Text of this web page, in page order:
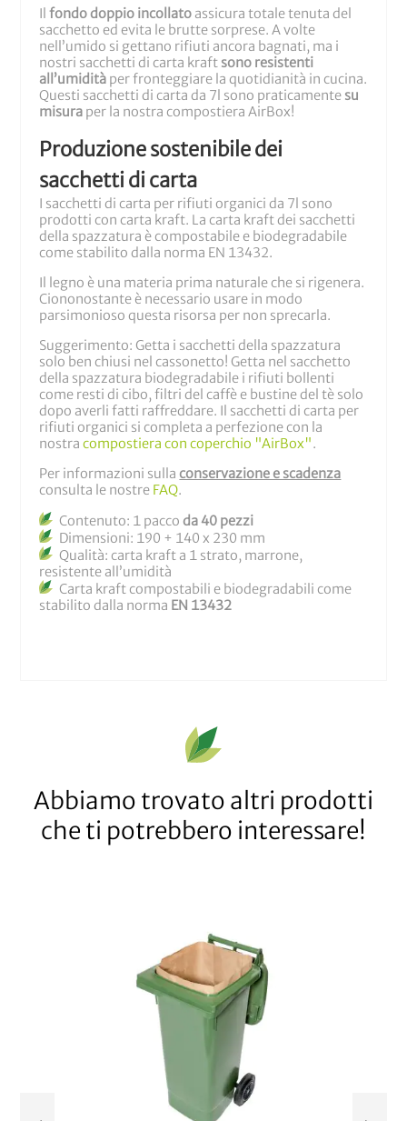
Ilfondo doppio incollato assicura totale tenuta del
sacchetto ed evita le brutte sorprese. A volte
nell’umido si gettano rifiuti ancora bagnati, ma i
nostri sacchetti di carta kraft sono resistenti
all’umidità per fronteggiare la quotidianità in cucina.
Questi sacchetti di carta da 7l sono praticamente su
misura per la nostra compostiera AirBox!
Produzione sostenibile dei
sacchetti di carta
I sacchetti di carta per rifiuti organici da 7l sono
prodotti con carta kraft. La carta kraft dei sacchetti
della spazzatura è compostabile e biodegradabile
come stabilito dalla norma EN 13432.
Il legno è una materia prima naturale che si rigenera.
Ciononostante è necessario usare in modo
parsimonioso questa risorsa per non sprecarla.
Suggerimento: Getta i sacchetti della spazzatura
solo ben chiusi nel cassonetto! Getta nel sacchetto
della spazzatura biodegradabile i rifiuti bollenti
come resti di cibo, filtri del caffè e bustine del tè solo
dopo averli fatti raffreddare. Il sacchetti di carta per
rifiuti organici si completa a perfezione con la
nostracompostiera con coperchio "AirBox".
Per informazioni sulla conservazione e scadenza
consulta le nostre FAQ.
Contenuto: 1 pacco da 40 pezzi
Dimensioni: 190 + 140 x 230 mm
Qualità: carta kraft a 1 strato, marrone,
resistente all’umidità
Carta kraft compostabili e biodegradabili come
stabilito dalla norma EN 13432
Abbiamo trovato altri prodotti
che ti potrebbero interessare!